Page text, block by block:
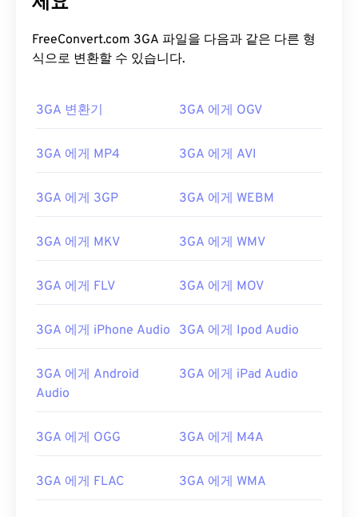
FreeConvert.com 3GA 파일을 다음과 같은 다른 형
식으로 변환할 수 있습니다.
3GA 변환기 3GA 에게 OGV
3GA 에게 MP4 3GA 에게 AVI
3GA 에게 3GP 3GA 에게 WEBM
3GA 에게 MKV 3GA 에게 WMV
3GA 에게 FLV 3GA 에게 MOV
3GA 에게 iPhone Audio 3GA 에게 Ipod Audio
3GA 에게 Android
Audio
3GA 에게 iPad Audio
3GA 에게 OGG 3GA 에게 M4A
3GA 에게 FLAC 3GA 에게 WMA